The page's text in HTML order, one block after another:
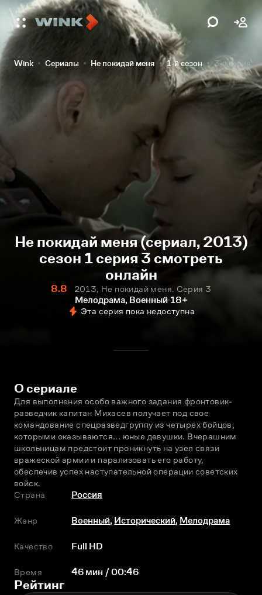
Wink Сериалы Не покидай меня 1-й сезон 3-я серия
Не покидай меня (сериал, 2013)
сезон 1 серия 3 смотреть
онлайн
8.8
2013, Не покидай меня. Серия 3
Мелодрама, Военный 18+
Эта серия пока недоступна
О сериале
Для выполнения особо важного задания фронтовик-
разведчик капитан Михасев получает под свое
командование спецразведгруппу из четырех бойцов,
которыми оказываются... юные девушки. Вчерашним
школьницам предстоит проникнуть на узел связи
вражеской армии и парализовать его работу,
обеспечив успех наступательной операции советских
войск.
Страна
Россия
Жанр Военный, Исторический, Мелодрама
Качество Full HD
Время 46 мин / 00:46
Рейтинг